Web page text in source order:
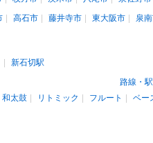
高石市 藤井寺市 東大阪市
泉
新石切駅
路線・
和太鼓 リトミック フルート
ベー